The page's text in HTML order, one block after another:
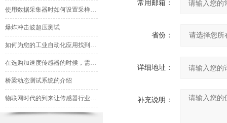
使用数据采集器时如何设置采样频率才合理呢
爆炸冲击波超压测试
如何为您的工业自动化应用找到理想的传感器
在选购加速度传感器的时候，需要考虑什么？
桥梁动态测试系统的介绍
物联网时代的到来让传感器行业迎来新机遇
常用邮箱：
省份：
详细地址：
补充说明：